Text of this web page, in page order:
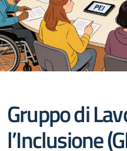
Gruppo di
l’Inclusione